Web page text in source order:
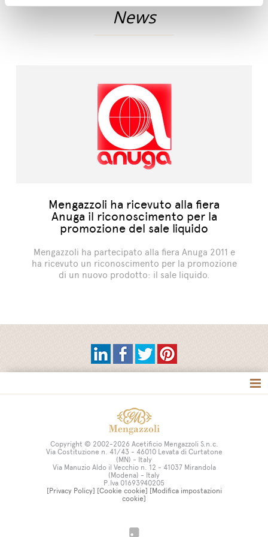
News
Mengazzoli ha ricevuto alla fiera
Anuga il riconoscimento per la
promozione del sale liquido
Mengazzoli ha partecipato alla fiera Anuga 2011 e
ha ricevuto un riconoscimento per la promozione
di un nuovo prodotto: il sale liquido.
Copyright © 2002-2026 Acetificio Mengazzoli S.n.c.
Via Costituzione n. 41/43 - 46010 Levata di Curtatone
(MN) - Italy
Via Manuzio Aldo il Vecchio n. 12 - 41037 Mirandola
(Modena) - Italy
P.Iva 01693940205
[Privacy Policy] [Cookie cookie] [Modifica impostazioni
cookie]